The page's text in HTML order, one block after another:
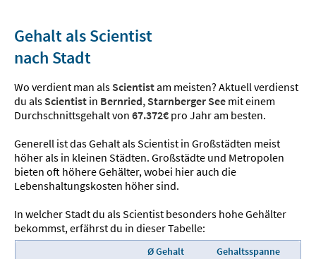
Gehalt als Scientist
nach Stadt
Wo verdient man als Scientistam meisten? Aktuell verdienst
du als Scientist in Bernried, Starnberger See mit einem
Durchschnittsgehalt von 67.372€ pro Jahr am besten.
Generell ist das Gehalt als Scientist in Großstädten meist
höher als in kleinen Städten. Großstädte und Metropolen
bieten oft höhere Gehälter, wobei hier auch die
Lebenshaltungskosten höher sind.
In welcher Stadt du als Scientist besonders hohe Gehälter
bekommst, erfährst du in dieser Tabelle:
Ø Gehalt
Gehaltsspanne